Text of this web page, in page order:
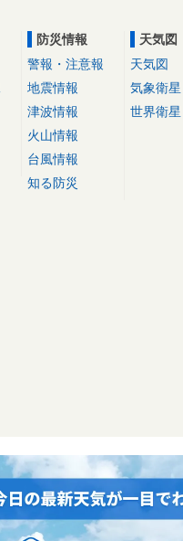
防災情報
警報・注意報
地震情報
津波情報
火山情報
台風情報
知る防災
天気図
天気図
気象衛星
世界衛星